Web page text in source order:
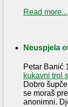
Read more...
Neuspjela
Petar Banić
kukavni trol
Dobro
se moraš
anonimni.